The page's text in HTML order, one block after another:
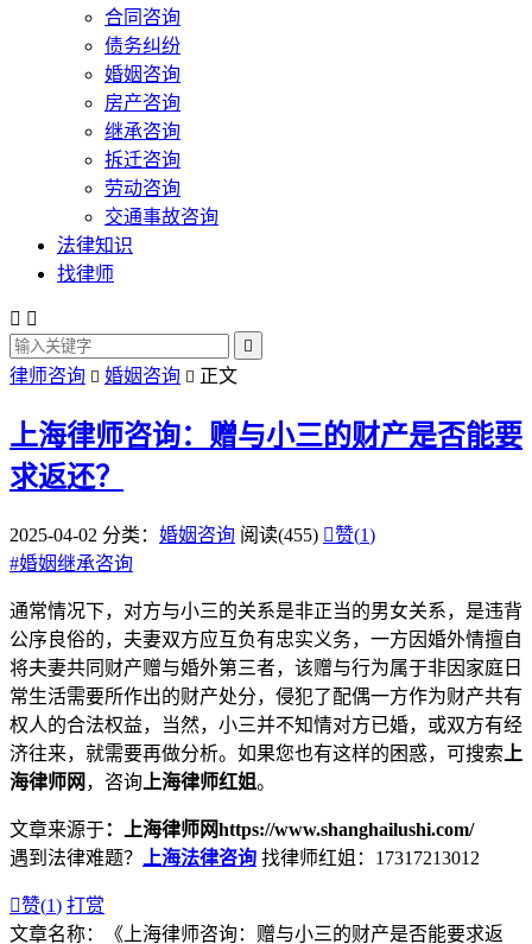
合同咨询
债务纠纷
婚姻咨询
房产咨询
继承咨询
拆迁咨询
劳动咨询
交通事故咨询
法律知识
找律师
 

律师咨询  婚姻咨询  正文
上海律师咨询：赠与小三的财产是否能要
求返还？
2025-04-02 分类： 婚姻咨询 阅读(455) 赞(1)
#婚姻继承咨询
通常情况下，对方与小三的关系是非正当的男女关系，是违背
公序良俗的，夫妻双方应互负有忠实义务，一方因婚外情擅自
将夫妻共同财产赠与婚外第三者，该赠与行为属于非因家庭日
常生活需要所作出的财产处分，侵犯了配偶一方作为财产共有
权人的合法权益，当然，小三并不知情对方已婚，或双方有经
济往来，就需要再做分析。如果您也有这样的困惑，可搜索 上
海律师网 ，咨询 上海律师红姐。
文章来源于：上海律师网https://www.shanghailushi.com/
遇到法律难题？
上海法律咨询 找律师红姐：17317213012
赞(1) 打赏
文章名称：《上海律师咨询：赠与小三的财产是否能要求返